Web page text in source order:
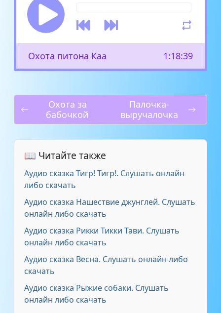
Охота питона Каа 1:18:39
Охота за
бабочкой
Палочка-
выручалочка
📖 Читайте также
Аудио сказка Тигр! Тигр!. Слушать онлайн
либо скачать
Аудио сказка Нашествие джунглей. Слушать
онлайн либо скачать
Аудио сказка Рикки Тикки Тави. Слушать
онлайн либо скачать
Аудио сказка Весна. Слушать онлайн либо
скачать
Аудио сказка Рыжие собаки. Слушать
онлайн либо скачать